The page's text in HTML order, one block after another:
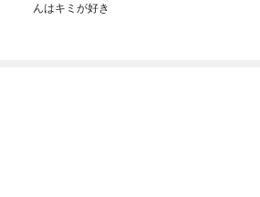
んはキミが好き